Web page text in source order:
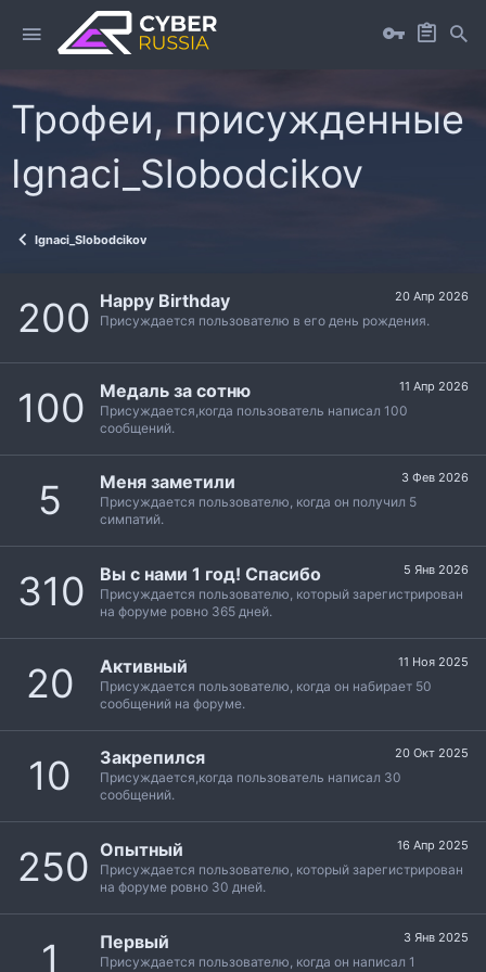
Трофеи, присужденные
Ignaci_Slobodcikov
Ignaci_Slobodcikov
200 20 Апр 2026
Happy Birthday
Присуждается пользователю в его день рождения.
100 11 Апр 2026
Медаль за сотню
Присуждается,когда пользователь написал 100
сообщений.
5 3 Фев 2026
Меня заметили
Присуждается пользователю, когда он получил 5
симпатий.
310 5 Янв 2026
Вы с нами 1 год! Спасибо
Присуждается пользователю, который зарегистрирован
на форуме ровно 365 дней.
20 11 Ноя 2025
Активный
Присуждается пользователю, когда он набирает 50
сообщений на форуме.
10 20 Окт 2025
Закрепился
Присуждается,когда пользователь написал 30
сообщений.
250 16 Апр 2025
Опытный
Присуждается пользователю, который зарегистрирован
на форуме ровно 30 дней.
1 3 Янв 2025
Первый
Присуждается пользователю, когда он написал 1